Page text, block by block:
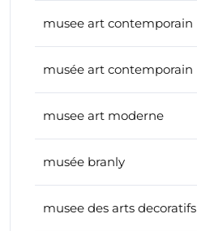
musee art contemporain
musée art contemporain
musee art moderne
musée branly
musee des arts decoratifs